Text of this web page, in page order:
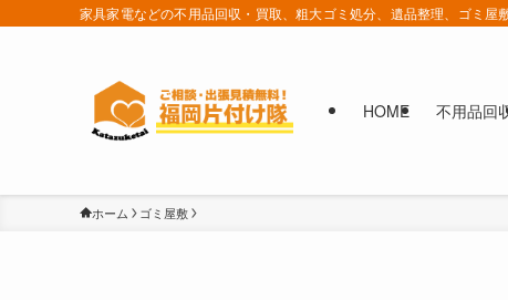
家具家電などの不用品回収・買取、粗大ゴミ処分、遺品整理、ゴミ屋
HOME 不用品回
ホーム ゴミ屋敷